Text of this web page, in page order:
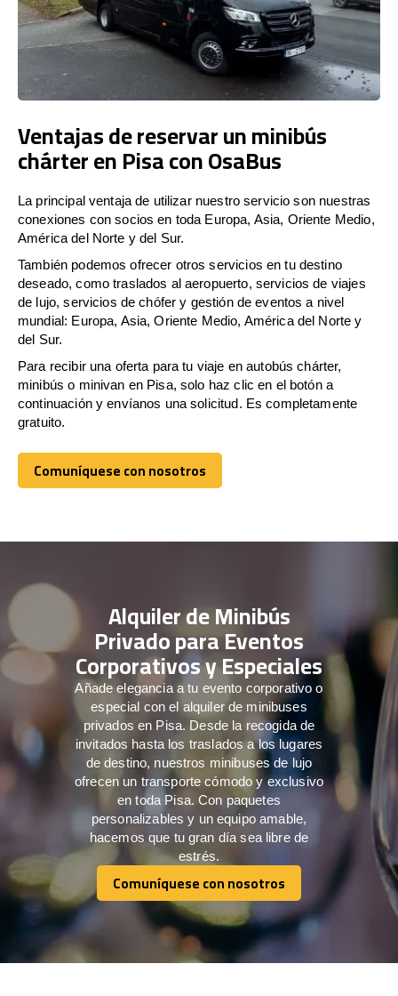
Ventajas de reservar un minibús
chárter en Pisa con OsaBus
La principal ventaja de utilizar nuestro servicio son nuestras
conexiones con socios en toda Europa, Asia, Oriente Medio,
América del Norte y del Sur.
También podemos ofrecer otros servicios en tu destino
deseado, como traslados al aeropuerto, servicios de viajes
de lujo, servicios de chófer y gestión de eventos a nivel
mundial: Europa, Asia, Oriente Medio, América del Norte y
del Sur.
Para recibir una oferta para tu viaje en autobús chárter,
minibús o minivan en Pisa, solo haz clic en el botón a
continuación y envíanos una solicitud. Es completamente
gratuito.
Comuníquese con nosotros
Comuníquese con nosotros
Alquiler de Minibús
Privado para Eventos
Corporativos y Especiales
Añade elegancia a tu evento corporativo o
especial con el alquiler de minibuses
privados en Pisa. Desde la recogida de
invitados hasta los traslados a los lugares
de destino, nuestros minibuses de lujo
ofrecen un transporte cómodo y exclusivo
en toda Pisa. Con paquetes
personalizables y un equipo amable,
hacemos que tu gran día sea libre de
estrés.
Comuníquese con nosotros
Comuníquese con nosotros